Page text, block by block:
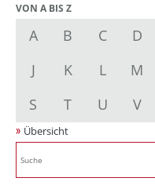
VON A BIS Z
A B C D
J
K L M
S
T U V
Übersicht